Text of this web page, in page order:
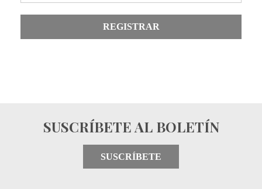
REGISTRAR
SUSCRÍBETE AL BOLETÍN
SUSCRÍBETE